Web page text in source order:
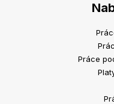
Práce